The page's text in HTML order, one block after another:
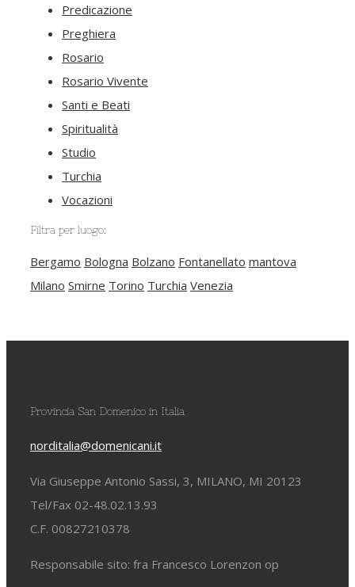
Predicazione
Preghiera
Rosario
Rosario Vivente
Santi e Beati
Spiritualità
Studio
Turchia
Vocazioni
Filtra per luogo:
Bergamo Bologna Bolzano Fontanellato mantova
Milano Smirne Torino Turchia Venezia
Provincia San Domenico in Italia
norditalia@domenicani.it
Via Giuseppe Antonio Sassi, 3, MILANO, MI 20123
Tel/Fax 02-48.02.13.93
C.F. 00827210378
Responsabile sito: fra Francesco Lorenzon op